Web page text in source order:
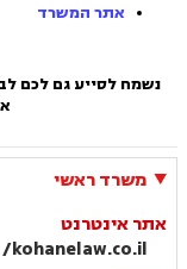
אתר המשרד
נשמח לסייע גם לכם
משרד ראשי
אתר אינטרנט
kohanelaw.co.il/